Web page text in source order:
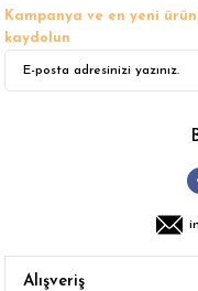
Kampanya ve en yeni
kaydolun
Alışveriş